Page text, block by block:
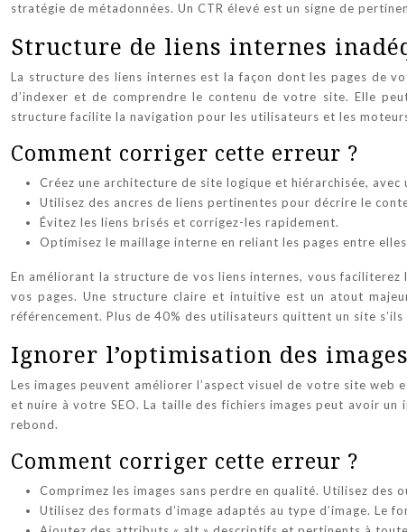
stratégie de métadonnées. Un CTR élevé est un signe de
Structure de liens internes
La structure des liens internes est la façon dont les pages de
d’indexer et de comprendre le contenu de votre site. Elle
structure facilite la navigation pour les utilisateurs et les
Comment corriger cette erreur ?
Créez une architecture de site logique et hiérarchisée, avec
Utilisez des ancres de liens pertinentes pour décrire le
Évitez les liens brisés et corrigez-les rapidement.
Optimisez le maillage interne en reliant les pages entre
En améliorant la structure de vos liens internes, vous
vos pages. Une structure claire et intuitive est un atout
référencement. Plus de 40% des utilisateurs quittent un site
Ignorer l’optimisation des images
Les images peuvent améliorer l’aspect visuel de votre site
et nuire à votre SEO. La taille des fichiers images peut avoir
rebond.
Comment corriger cette erreur ?
Comprimez les images sans perdre en qualité. Utilisez des
Utilisez des formats d’image adaptés au type d’image. Le